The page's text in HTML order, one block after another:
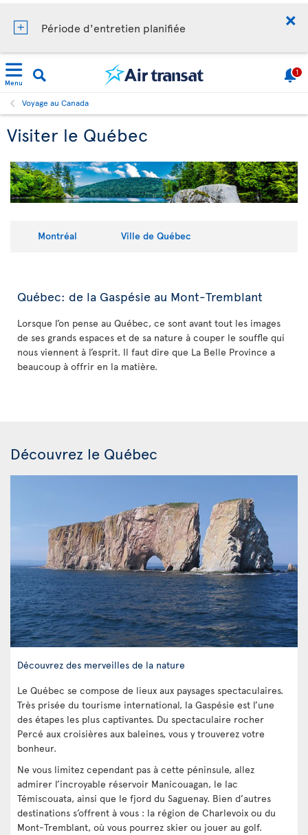
Période d'entretien planifiée
Menu
1
Voyage au Canada
Visiter le Québec
Montréal Ville de Québec
Québec: de la Gaspésie au Mont-Tremblant
Lorsque l’on pense au Québec, ce sont avant tout les images
de ses grands espaces et de sa nature à couper le souffle qui
nous viennent à l’esprit. Il faut dire que La Belle Province a
beaucoup à offrir en la matière.
Découvrez le Québec
Découvrez des merveilles de la nature
Le Québec se compose de lieux aux paysages spectaculaires.
Très prisée du tourisme international, la Gaspésie est l’une
des étapes les plus captivantes. Du spectaculaire rocher
Percé aux croisières aux baleines, vous y trouverez votre
bonheur.
Ne vous limitez cependant pas à cette péninsule, allez
admirer l’incroyable réservoir Manicouagan, le lac
Témiscouata, ainsi que le fjord du Saguenay. Bien d’autres
destinations s’offrent à vous : la région de Charlevoix ou du
Mont-Tremblant, où vous pourrez skier ou jouer au golf.